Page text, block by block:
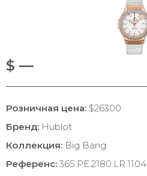
$ —
Розничная цена: $26300
Бренд: Hublot
Коллекция: Big Bang
Референс: 365.PE.2180.LR.1104